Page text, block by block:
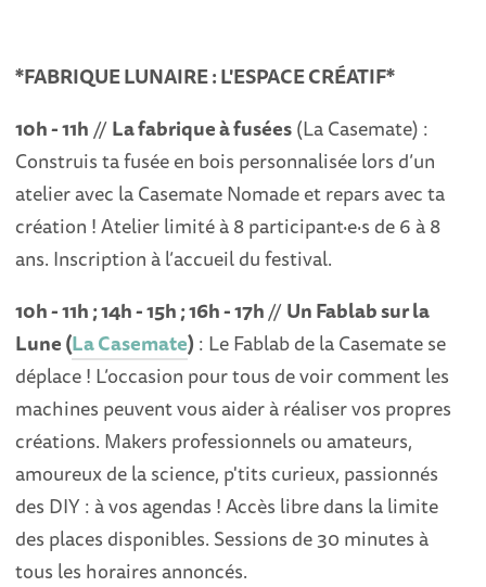
*FABRIQUE LUNAIRE : L'ESPACE CRÉATIF*
10h - 11h//La fabrique à fusées(La Casemate) :
Construis ta fusée en bois personnalisée lors d’un
atelier avec la Casemate Nomade et repars avec ta
création ! Atelier limité à 8 participant·e·s de 6 à 8
ans. Inscription à l’accueil du festival.
10h - 11h ; 14h - 15h ; 16h - 17h//Un Fablab sur la
Lune (La Casemate) : Le Fablab de la Casemate se
déplace ! L’occasion pour tous de voir comment les
machines peuvent vous aider à réaliser vos propres
créations. Makers professionnels ou amateurs,
amoureux de la science, p'tits curieux, passionnés
des DIY : à vos agendas ! Accès libre dans la limite
des places disponibles. Sessions de 30 minutes à
tous les horaires annoncés.